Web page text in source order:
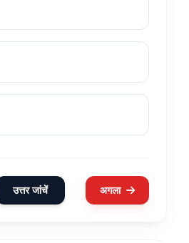
उत्तर जांचें अगला